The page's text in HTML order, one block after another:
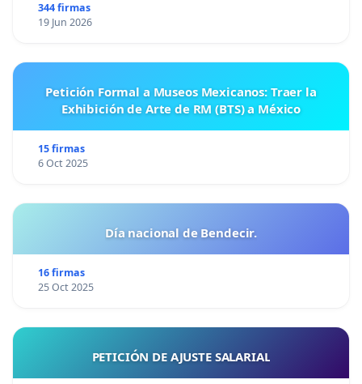
344 firmas
19 Jun 2026
Petición Formal a Museos Mexicanos: Traer la
Exhibición de Arte de RM (BTS) a México
15 firmas
6 Oct 2025
Día nacional de Bendecir.
16 firmas
25 Oct 2025
PETICIÓN DE AJUSTE SALARIAL